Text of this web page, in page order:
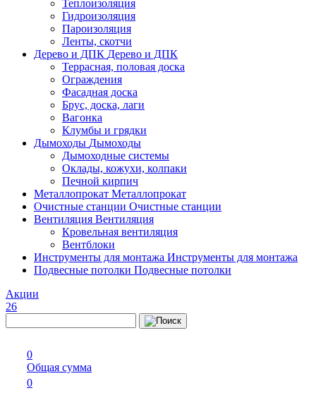
Теплоизоляция
Гидроизоляция
Пароизоляция
Ленты, скотчи
Дерево и ДПК Дерево и ДПК
Террасная, половая доска
Ограждения
Фасадная доска
Брус, доска, лаги
Вагонка
Клумбы и грядки
Дымоходы Дымоходы
Дымоходные системы
Оклады, кожухи, колпаки
Печной кирпич
Металлопрокат Металлопрокат
Очистные станции Очистные станции
Вентиляция Вентиляция
Кровельная вентиляция
Вентблоки
Инструменты для монтажа Инструменты для монтажа
Подвесные потолки Подвесные потолки
Акции
26
0
Общая сумма
0